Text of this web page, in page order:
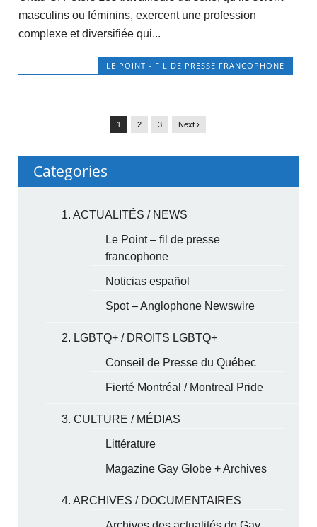
masculins ou féminins, exercent une profession
complexe et diversifiée qui...
LE POINT - FIL DE PRESSE FRANCOPHONE
1 2 3 Next ›
Categories
1. ACTUALITÉS / NEWS
Le Point – fil de presse
francophone
Noticias español
Spot – Anglophone Newswire
2. LGBTQ+ / DROITS LGBTQ+
Conseil de Presse du Québec
Fierté Montréal / Montreal Pride
3. CULTURE / MÉDIAS
Littérature
Magazine Gay Globe + Archives
4. ARCHIVES / DOCUMENTAIRES